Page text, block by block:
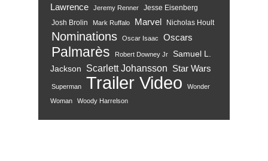
Lawrence
Jeremy Renner
Jesse Eisenberg
Josh Brolin
Mark Ruffalo Marvel Nicholas Hoult
Nominations Oscar Isaac Oscars
Palmarès Robert Downey Jr
Samuel L.
Jackson
Scarlett Johansson Star Wars
Superman Trailer Video
Wonder
Woman
Woody Harrelson